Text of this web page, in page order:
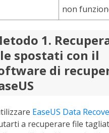
non
1.
spostati con il
di
EaseUS Data
a recuperare file